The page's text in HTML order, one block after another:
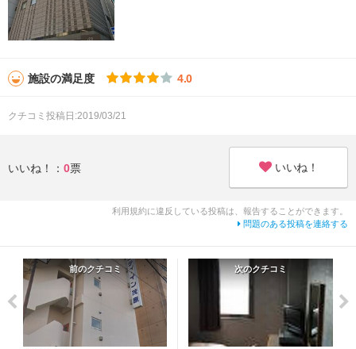
施設の満足度 4.0
クチコミ投稿日:2019/03/21
いいね！： 0票 いいね！
利用規約に違反している投稿は、報告することができます。
問題のある投稿を連絡する
前のクチコミ 次のクチコミ